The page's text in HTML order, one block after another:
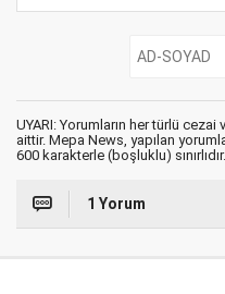
UYARI: Yorumların her türlü
aittir. Mepa News, yapılan
600 karakterle (boşluklu) sınırlıdır.
1 Yorum